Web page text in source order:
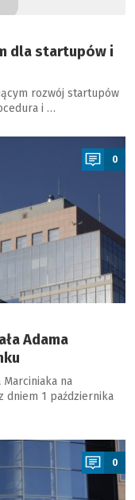
dla startupów i
rozwój startupów
i …
0
Adama
Marciniaka na
dniem 1 października
0